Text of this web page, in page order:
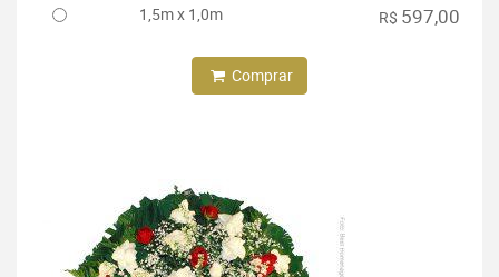
1,5m x 1,0m R$ 597,00
Comprar